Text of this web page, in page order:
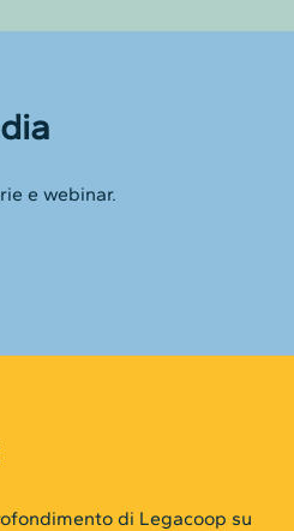
e webinar.
di Legacoop su